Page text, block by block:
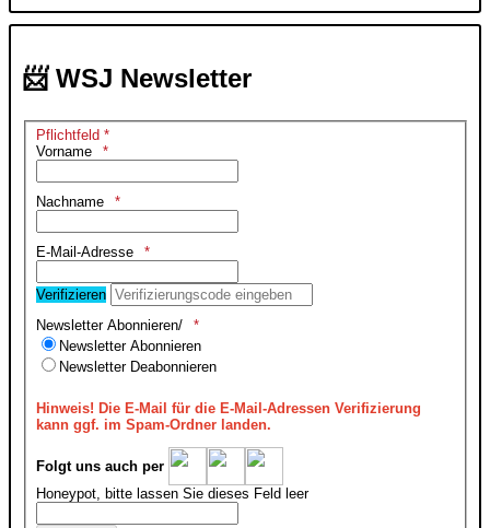
📨 WSJ Newsletter
Pflichtfeld *
Vorname
Nachname
E-Mail-Adresse
Verifizieren
Newsletter Abonnieren/
Newsletter Abonnieren
Newsletter Deabonnieren
Hinweis! Die E-Mail für die E-Mail-Adressen Verifizierung
kann ggf. im Spam-Ordner landen.
Folgt uns auch per
Honeypot, bitte lassen Sie dieses Feld leer